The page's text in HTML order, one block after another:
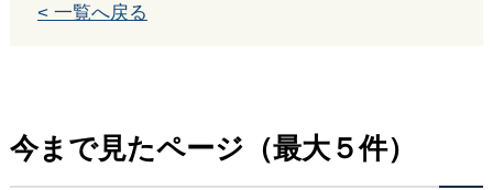
< 一覧へ戻る
今まで見たページ（最大５件）